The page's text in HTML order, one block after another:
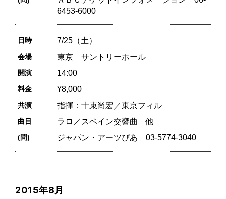
6453-6000
日時 7/25（土）
会場 東京 サントリーホール
開演 14:00
料金 ¥8,000
共演 指揮：十束尚宏／東京フィル
曲目 ラロ／スペイン交響曲 他
(問) ジャパン・アーツぴあ 03-5774-3040
2015年8月